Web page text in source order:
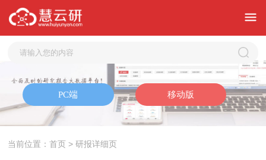
当前位置：首页 > 研报详细页